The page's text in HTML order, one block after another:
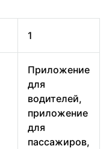
1
Приложение
для
водителей,
приложение
для
пассажиров,